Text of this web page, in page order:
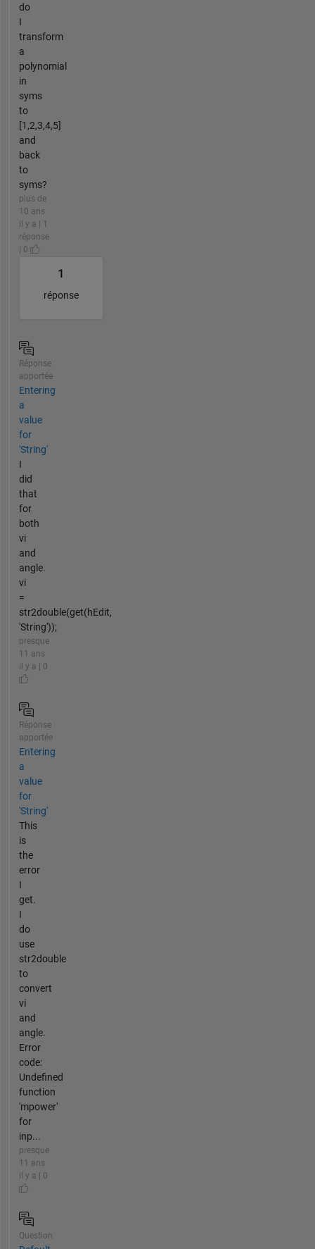
do
I
transform
a
polynomial
in
syms
to
[1,2,3,4,5]
and
back
to
syms?
plus de
10 ans
il y a | 1
réponse
| 0
1
réponse
Réponse
apportée
Entering
a
value
for
'String'
I
did
that
for
both
vi
and
angle.
vi
=
str2double(get(hEdit,
'String'));
presque
11 ans
il y a | 0
Réponse
apportée
Entering
a
value
for
'String'
This
is
the
error
I
get.
I
do
use
str2double
to
convert
vi
and
angle.
Error
code:
Undefined
function
'mpower'
for
inp...
presque
11 ans
il y a | 0
Question